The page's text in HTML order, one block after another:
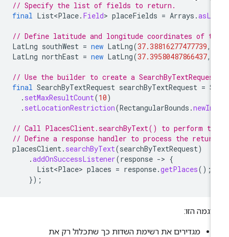
// Specify the list of fields to return.
final List<Place.Field> placeFields = Arrays.
// Define latitude and longitude coordinates of
LatLng southWest = new LatLng(37.38816277477739
LatLng northEast = new LatLng(37.39580487866437
// Use the builder to create a
final SearchByTextRequest searchByTextRequest
.setMaxResultCount(
.setLocationRestriction(RectangularBounds.
// Call PlacesClient.searchByText() to perform
// Define a response handler to process the
placesClient.searchByText(searchByTextRequest
.addOnSuccessListener(response ->
List<Place> places = response.getPlaces
הזו:
מגדירים את רשימת השדות כך שתכלול רק את